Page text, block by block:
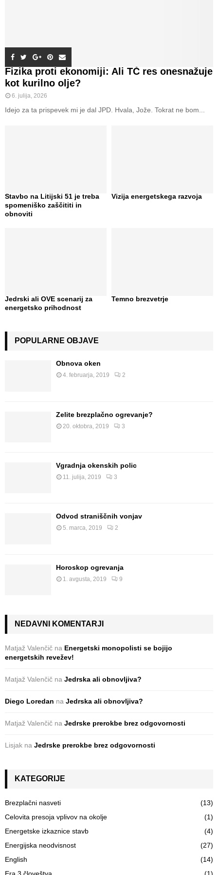
Fizika proti ekonomiji: Ali TČ res onesnažuje
kot kurilno olje?
6. julija, 2026
Idejo za ta prispevek mi je dal JPD. Hvala, Jože. Tokrat ne bom...
Stavbo na Litijski 51 je treba
spomeniško zaščititi in
obnoviti
Vizija energetskega razvoja
Jedrski ali OVE scenarij za
energetsko prihodnost
Temno brezvetrje
POPULARNE OBJAVE
Obnova oken
4. februarja, 2019 2
Želite brezplačno ogrevanje?
20. oktobra, 2019 3
Vgradnja okenskih polic
11. julija, 2019 3
Odvod straniščnih vonjav
5. marca, 2019 2
Horoskop ogrevanja
1. avgusta, 2019 9
NEDAVNI KOMENTARJI
Matjaž Valenčič na Energetski monopolisti se bojijo
energetskih revežev!
Matjaž Valenčič na Jedrska ali obnovljiva?
Diego Loredan na Jedrska ali obnovljiva?
Matjaž Valenčič na Jedrske prerokbe brez odgovornosti
Lisjak na Jedrske prerokbe brez odgovornosti
KATEGORIJE
Brezplačni nasveti
(13)
Celovita presoja vplivov na okolje
(1)
Energetske izkaznice stavb
(4)
Energijska neodvisnost
(27)
English
(14)